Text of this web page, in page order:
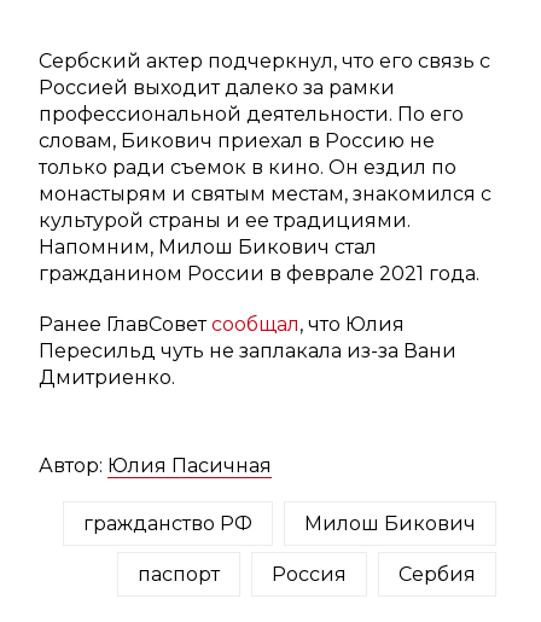
Сербский актер подчеркнул, что его связь с
Россией выходит далеко за рамки
профессиональной деятельности. По его
словам, Бикович приехал в Россию не
только ради съемок в кино. Он ездил по
монастырям и святым местам, знакомился с
культурой страны и ее традициями.
Напомним, Милош Бикович стал
гражданином России в феврале 2021 года.
Ранее ГлавСоветсообщал, что Юлия
Пересильд чуть не заплакала из-за Вани
Дмитриенко.
Автор: Юлия Пасичная
гражданство РФ Милош Бикович
паспорт Россия Сербия